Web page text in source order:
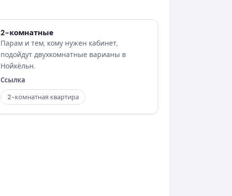
2-комнатные
Парам и тем, кому нужен кабинет,
подойдут двухкомнатные варианы в
Нойкёльн.
Ссылка
2-комнатная квартира